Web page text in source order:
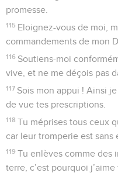
promesse.
115 Eloignez-vous de moi,
commandements de mon
116 Soutiens-moi
vive, et ne me déçois pas
117 Sois mon appui ! Ainsi
de vue tes prescriptions.
118 Tu méprises tous ceux
car leur tromperie est sans
119 Tu enlèves comme des
terre, c’est pourquoi